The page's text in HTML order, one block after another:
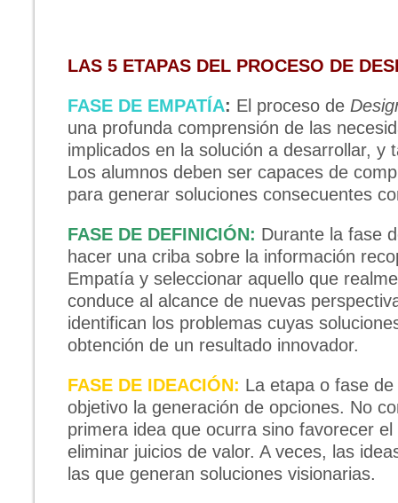
LAS 5 ETAPAS DEL PROCESO DE
FASE DE EMPATÍA: El proceso de
una profunda comprensión de las
implicados en la solución a desarrollar, y
Los alumnos deben ser capaces de
para generar soluciones consecuentes
FASE DE DEFINICIÓN: Durante la fase
hacer una criba sobre la información
Empatía y seleccionar aquello que
conduce al alcance de nuevas
identifican los problemas cuyas
obtención de un resultado innovador.
FASE DE IDEACIÓN: La etapa o fase
objetivo la generación de opciones. No
primera idea que ocurra sino favorecer
eliminar juicios de valor. A veces, las
las que generan soluciones visionarias.